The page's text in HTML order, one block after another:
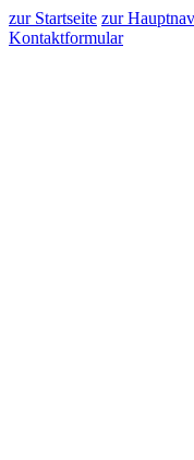
zur Startseite zur
Kontaktformular